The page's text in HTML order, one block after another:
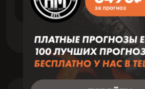
Виолетт